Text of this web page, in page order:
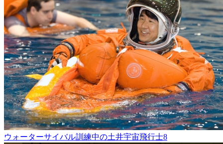
ウォーターサイバル訓練中の土井宇宙飛行士8